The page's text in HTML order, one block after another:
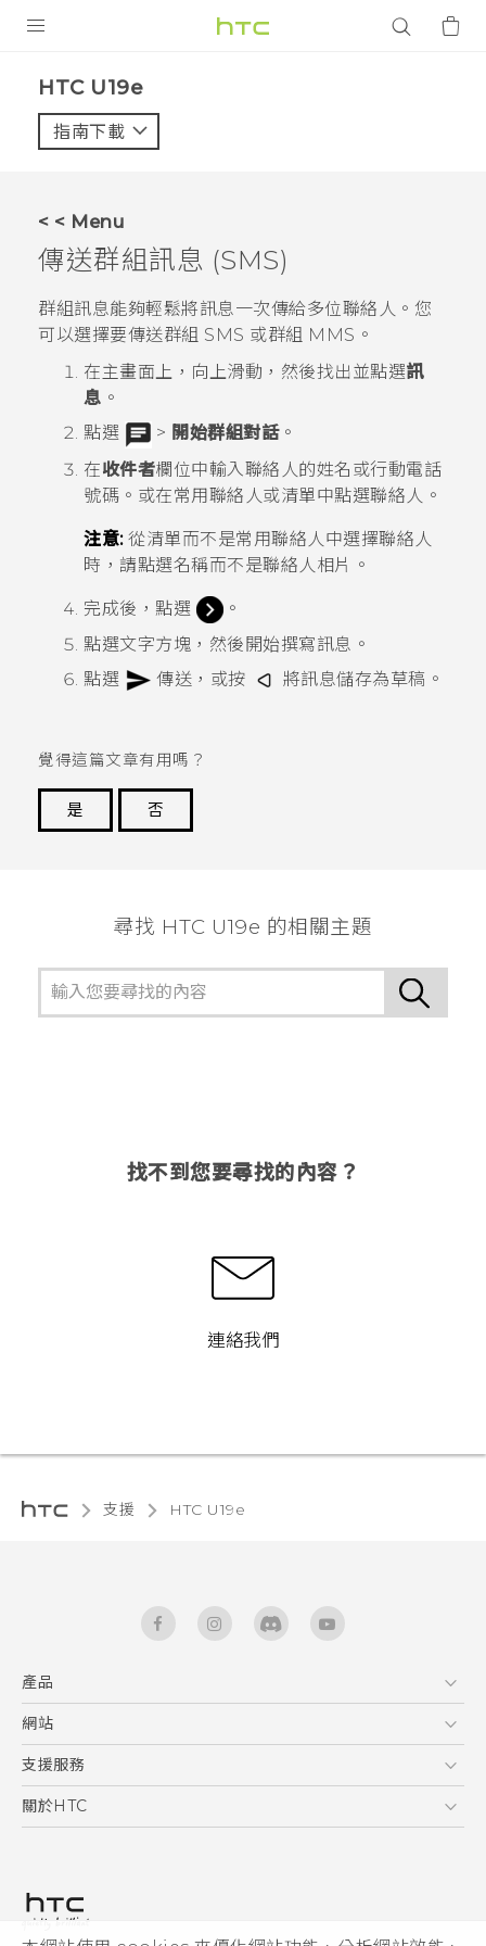
VIVE
應用程式
HTC U19e‎
指南下載
< < Menu
傳送群組訊息 (SMS)
群組訊息能夠輕鬆將訊息一次傳給多位聯絡人。您
可以選擇要傳送群組 SMS 或群組 MMS。
在主畫面上，向上滑動，然後找出並點選訊
息 。
點選
> 開始群組對話。
在收件者欄位中輸入聯絡人的姓名或行動電話
號碼。或在常用聯絡人 或清單中點選聯絡人。
注意:從清單而不是常用聯絡人 中選擇聯絡人
時，請點選名稱而不是聯絡人相片。
完成後，點選
。
點選文字方塊，然後開始撰寫訊息。
點選
傳送，或按 將訊息儲存為草稿。
覺得這篇文章有用嗎？
是
否
尋找 HTC U19e 的相關主題
找不到您要尋找的內容？
連絡我們
支援 HTC U19e‎
產品
5G
智能手機
區塊鍊手機
網站
HTC Dev
HTC Research
支援服務
服務中心
關於HTC
私隱政策